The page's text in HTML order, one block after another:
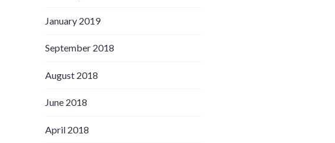
January 2019
September 2018
August 2018
June 2018
April 2018